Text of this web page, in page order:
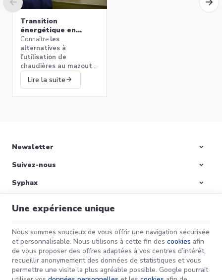
Transition
énergétique en
Belgique : quelles
alternatives aux
chaudières au mazout
?
Connaître les
alternatives à
l’utilisation de
chaudières au mazout
qui vont permettre
d’assurer un chauffage
Lire la suite
Préparer votre
maison pour l’hiver :
Remettre votre
chaudière en marche
et bien plus!
L’hiver approche à grands
pas, et avec lui, des
températures en baisse
qui nécessitent une bonne
préparation pour garantir
le confort de votre foyer.
Newsletter
Suivez-nous
Syphax
Informations
Syphax | N° d'entreprise : 0733-658-411 | Mentions légales & Contact
Conditions générales
Conditions d'utilisation du site web|Cookies |Données personnelles|
Une expérience unique
Nous sommes soucieux de vous offrir une navigation sécurisée
et personnalisable. Nous utilisons à cette fin des cookies afin
de vous proposer des offres adaptées à vos centres d’intérêt,
recueillir anonymement des données de statistiques et vous
permettre une visite la plus agréable possible. Google pourrait